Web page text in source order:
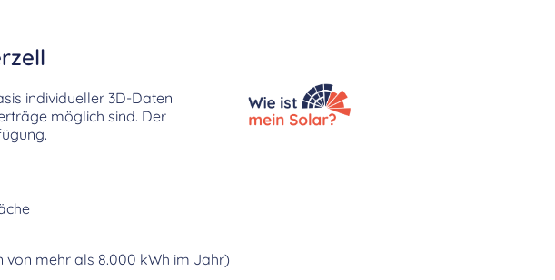
individueller 3D-Daten
möglich sind. Der
von mehr als 8.000 kWh im Jahr)